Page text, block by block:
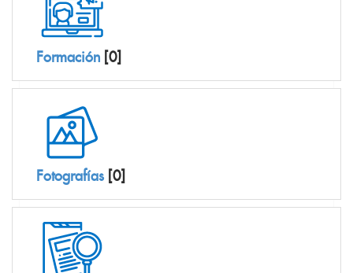
Formación [0]
Fotografías[0]